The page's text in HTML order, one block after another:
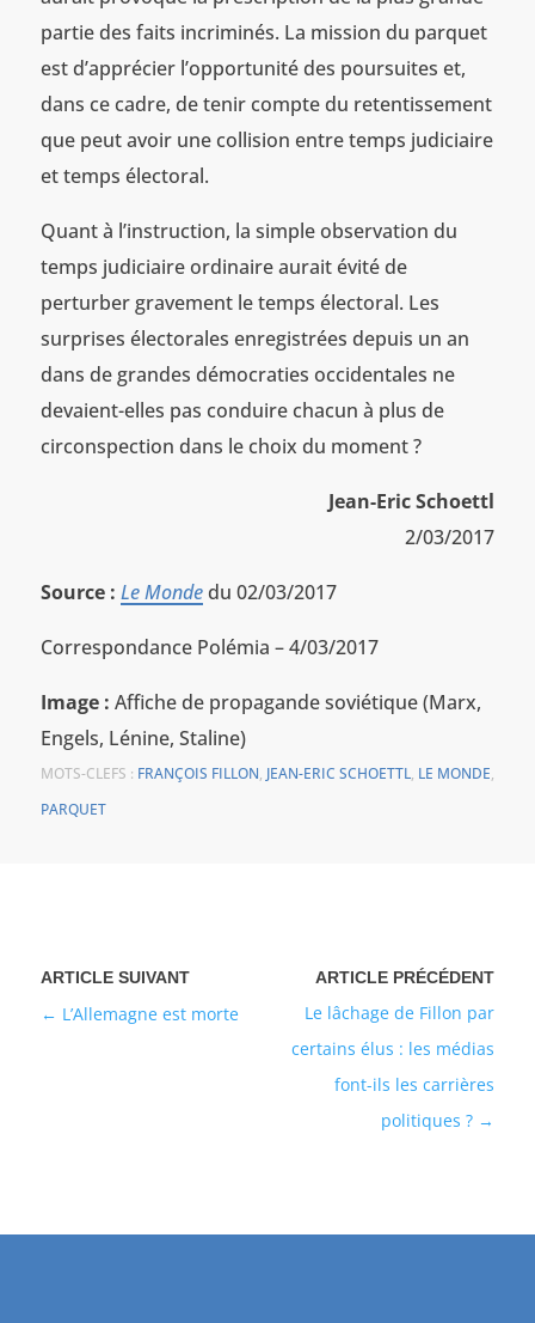
partie des faits incriminés. La mission du parquet
est d’apprécier l’opportunité des poursuites et,
dans ce cadre, de tenir compte du retentissement
que peut avoir une collision entre temps judiciaire
et temps électoral.
Quant à l’instruction, la simple observation du
temps judiciaire ordinaire aurait évité de
perturber gravement le temps électoral. Les
surprises électorales enregistrées depuis un an
dans de grandes démocraties occidentales ne
devaient-elles pas conduire chacun à plus de
circonspection dans le choix du moment ?
Jean-Eric Schoettl
2/03/2017
Source : Le Mondedu 02/03/2017
Correspondance Polémia – 4/03/2017
Image : Affiche de propagande soviétique (Marx,
Engels, Lénine, Staline)
MOTS-CLEFS : FRANÇOIS FILLON, JEAN-ERIC SCHOETTL, LE MONDE,
PARQUET
Le lâchage de Fillon par
certains élus : les médias
font-ils les carrières
politiques ?
L’Allemagne est morte